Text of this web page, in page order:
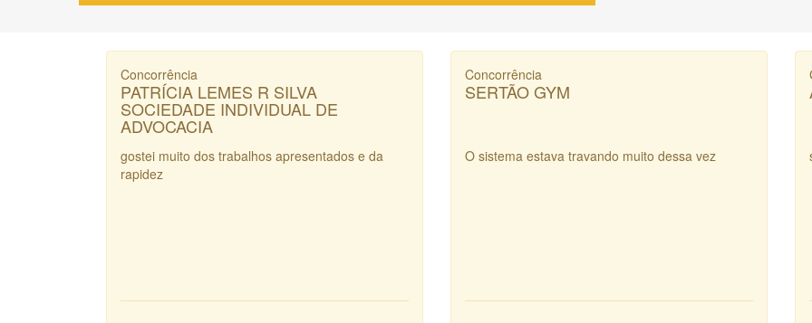
Concorrência
PATRÍCIA LEMES R SILVA
SOCIEDADE INDIVIDUAL DE
ADVOCACIA
gostei muito dos trabalhos apresentados e da
rapidez
Concorrência
SERTÃO GYM
O sistema estava travando muito dessa vez